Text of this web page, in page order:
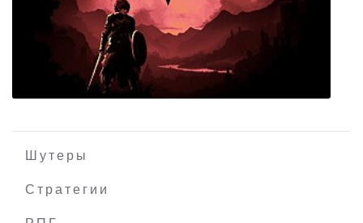
Another Dawn
Шутеры
Стратегии